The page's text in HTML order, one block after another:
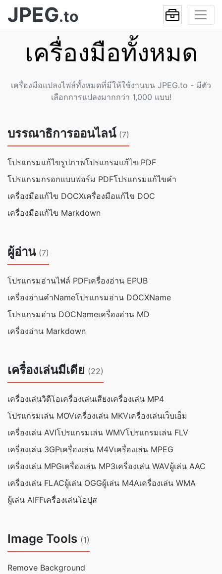
JPEG.to
เครื่องมือทั้งหมด
เครื่องมือแปลงไฟล์ทั้งหมดที่มีให้ใช้งานบน JPEG.to - มีตัว
เลือกการแปลงมากกว่า 1,000 แบบ!
บรรณาธิการออนไลน์ (7)
โปรแกรมแก้ไขรูปภาพโปรแกรมแก้ไข PDF
โปรแกรมกรอกแบบฟอร์ม PDFโปรแกรมแก้ไขคำ
เครื่องมือแก้ไข DOCXเครื่องมือแก้ไข DOC
เครื่องมือแก้ไข Markdown
ผู้อ่าน (7)
โปรแกรมอ่านไฟล์ PDFเครื่องอ่าน EPUB
เครื่องอ่านคำNameโปรแกรมอ่าน DOCXName
โปรแกรมอ่าน DOCNameเครื่องอ่าน MD
เครื่องอ่าน Markdown
เครื่องเล่นมีเดีย (22)
เครื่องเล่นวิดีโอเครื่องเล่นเสียงเครื่องเล่น MP4
โปรแกรมเล่น MOVเครื่องเล่น MKVเครื่องเล่นเว็บเอ็ม
เครื่องเล่น AVIโปรแกรมเล่น WMVโปรแกรมเล่น FLV
เครื่องเล่น 3GPเครื่องเล่น M4Vเครื่องเล่น MPEG
เครื่องเล่น MPGเครื่องเล่น MP3เครื่องเล่น WAVผู้เล่น AAC
เครื่องเล่น FLACผู้เล่น OGGผู้เล่น M4Aเครื่องเล่น WMA
ผู้เล่น AIFFเครื่องเล่นโอปุส
Image Tools (1)
Remove Background